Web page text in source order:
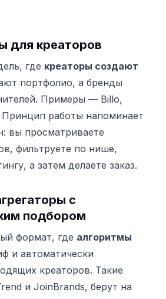
для креаторов
где креаторы создают
портфолио, а бренды
Примеры — Billo,
Принцип работы напоминает
вы просматриваете
фильтруете по нише,
а затем делаете заказ.
с
подбором
формат, где алгоритмы
и автоматически
креаторов. Такие
и JoinBrands, берут на